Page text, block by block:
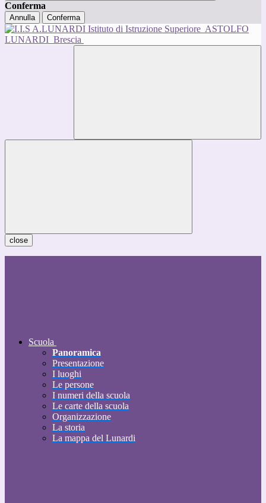
Conferma
Annulla Conferma
Istituto di Istruzione Superiore ASTOLFO
LUNARDI Brescia
close
Scuola
Panoramica
Presentazione
I luoghi
Le persone
I numeri della scuola
Le carte della scuola
Organizzazione
La storia
La mappa del Lunardi